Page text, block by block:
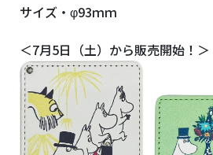
サイズ・φ93ｍｍ
＜7月5日（土）から販売開始！＞